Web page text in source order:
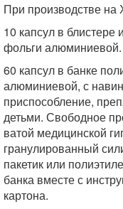
При производстве
10 капсул в блистере
фольги алюминиевой.
60 капсул в банке
алюминиевой, с
приспособление,
детьми. Свободное
ватой медицинской
гранулированный
пакетик или
банка вместе с
картона.